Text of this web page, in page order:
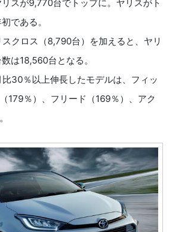
スが9,770台でトップに。ヤリスがト
である。
クロス（8,790台）を加えると、ヤリ
は18,560台となる。
30％以上伸長したモデルは、フィッ
179％）、フリード（169％）、アク